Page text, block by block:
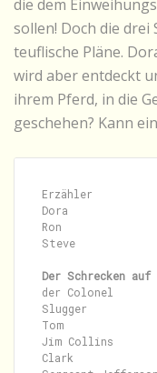
die dem
sollen! Doch die drei
teuflische Pläne.
wird aber entdeckt
ihrem Pferd, in die
geschehen? Kann
Erzähler
Dora
Ron
Steve
Der Schrecken
der Colonel
Slugger
Tom
Jim Collins
Clark